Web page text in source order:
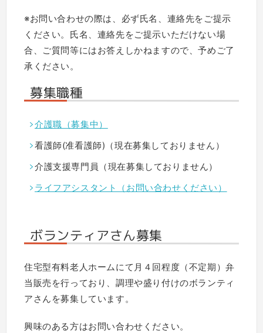
※お問い合わせの際は、必ず氏名、連絡先をご提示
ください。氏名、連絡先をご提示いただけない場
合、ご質問等にはお答えしかねますので、予めご了
承ください。
募集職種
介護職（募集中）
看護師(准看護師)（現在募集しておりません）
介護支援専門員（現在募集しておりません）
ライフアシスタント（お問い合わせください）
ボランティアさん募集
住宅型有料老人ホームにて月４回程度（不定期）弁
当販売を行っており、調理や盛り付けのボランティ
アさんを募集しています。
興味のある方はお問い合わせください。